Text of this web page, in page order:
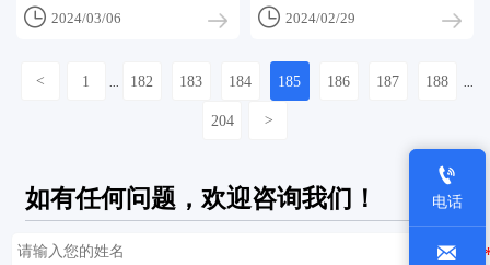
 2024/03/06
告主合规投放
 2024/02/29
< 1 182 183 184 185 186 187 188
204 >
如有任何问题，欢迎咨询我们！

电话
